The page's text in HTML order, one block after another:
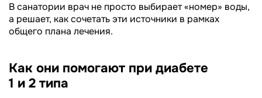
В санатории врач не просто выбирает «номер» воды,
а решает, как сочетать эти источники в рамках
общего плана лечения.
Как они помогают при диабете
1 и 2 типа